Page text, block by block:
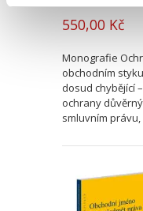
550,00 Kč
Monografie
obchodním
dosud chybějící
ochrany
smluvním právu,